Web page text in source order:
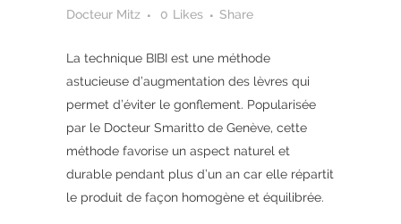
Docteur Mitz
0 Likes Share
La technique BIBI est une méthode
astucieuse d’augmentation des lèvres qui
permet d’éviter le gonflement. Popularisée
par le Docteur Smaritto de Genève, cette
méthode favorise un aspect naturel et
durable pendant plus d’un an car elle répartit
le produit de façon homogène et équilibrée.